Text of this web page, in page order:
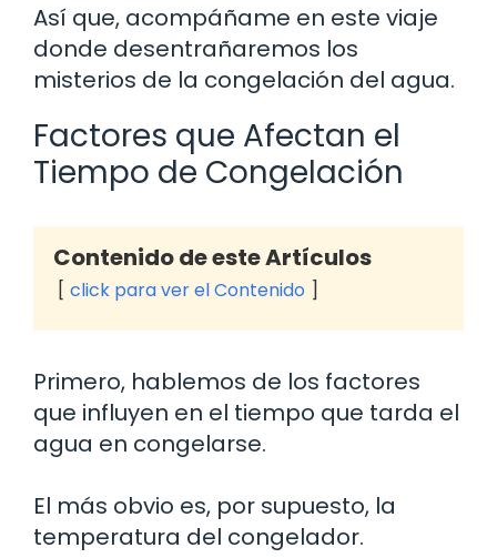
Así que, acompáñame en este viaje
donde desentrañaremos los
misterios de la congelación del agua.
Factores que Afectan el
Tiempo de Congelación
Contenido de este Artículos
click para ver el Contenido
Primero, hablemos de los factores
que influyen en el tiempo que tarda el
agua en congelarse.
El más obvio es, por supuesto, la
temperatura del congelador.